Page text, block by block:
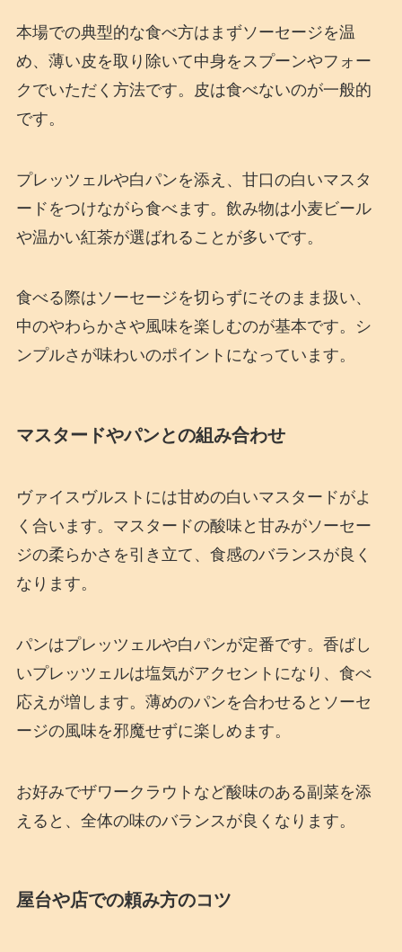
本場での典型的な食べ方はまずソーセージを温
め、薄い皮を取り除いて中身をスプーンやフォー
クでいただく方法です。皮は食べないのが一般的
です。
プレッツェルや白パンを添え、甘口の白いマスタ
ードをつけながら食べます。飲み物は小麦ビール
や温かい紅茶が選ばれることが多いです。
食べる際はソーセージを切らずにそのまま扱い、
中のやわらかさや風味を楽しむのが基本です。シ
ンプルさが味わいのポイントになっています。
マスタードやパンとの組み合わせ
ヴァイスヴルストには甘めの白いマスタードがよ
く合います。マスタードの酸味と甘みがソーセー
ジの柔らかさを引き立て、食感のバランスが良く
なります。
パンはプレッツェルや白パンが定番です。香ばし
いプレッツェルは塩気がアクセントになり、食べ
応えが増します。薄めのパンを合わせるとソーセ
ージの風味を邪魔せずに楽しめます。
お好みでザワークラウトなど酸味のある副菜を添
えると、全体の味のバランスが良くなります。
屋台や店での頼み方のコツ